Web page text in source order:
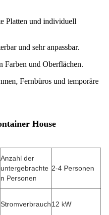
Platten und individuell
und sehr anpassbar.
Farben und Oberflächen.
Fernbüros und temporäre
House
Anzahl der
untergebrachte
n Personen
2-4 Personen
Stromverbrauch12 kW